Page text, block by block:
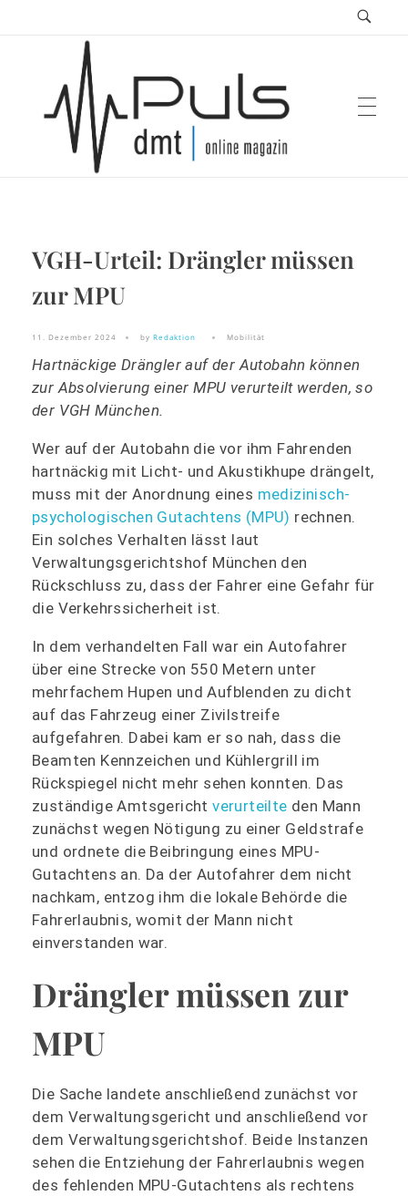
Puls Magazin
Zukunft der Mobilität
VGH-Urteil: Drängler müssen
zur MPU
11. Dezember 2024 by Redaktion Mobilität
Hartnäckige Drängler auf der Autobahn können
zur Absolvierung einer MPU verurteilt werden, so
der VGH München.
Wer auf der Autobahn die vor ihm Fahrenden
hartnäckig mit Licht- und Akustikhupe drängelt,
muss mit der Anordnung eines medizinisch-
psychologischen Gutachtens (MPU) rechnen.
Ein solches Verhalten lässt laut
Verwaltungsgerichtshof München den
Rückschluss zu, dass der Fahrer eine Gefahr für
die Verkehrssicherheit ist.
In dem verhandelten Fall war ein Autofahrer
über eine Strecke von 550 Metern unter
mehrfachem Hupen und Aufblenden zu dicht
auf das Fahrzeug einer Zivilstreife
aufgefahren. Dabei kam er so nah, dass die
Beamten Kennzeichen und Kühlergrill im
Rückspiegel nicht mehr sehen konnten. Das
zuständige Amtsgerichtverurteilte den Mann
zunächst wegen Nötigung zu einer Geldstrafe
und ordnete die Beibringung eines MPU-
Gutachtens an. Da der Autofahrer dem nicht
nachkam, entzog ihm die lokale Behörde die
Fahrerlaubnis, womit der Mann nicht
einverstanden war.
Drängler müssen zur
MPU
Die Sache landete anschließend zunächst vor
dem Verwaltungsgericht und anschließend vor
dem Verwaltungsgerichtshof. Beide Instanzen
sehen die Entziehung der Fahrerlaubnis wegen
des fehlenden MPU-Gutachtens als rechtens